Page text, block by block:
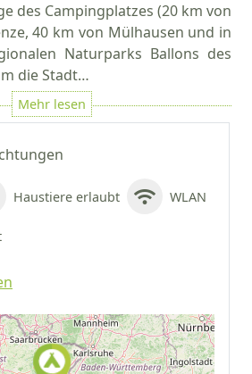
Haustiere erlaubt WLAN
des Campingplatzes (20 km von
40 km von Mülhausen und in
Naturparks Ballons des
die Stadt…